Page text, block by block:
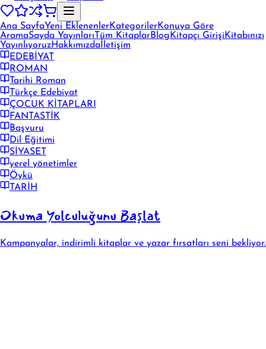
Ana SayfaYeni EklenenlerKategorilerKonuya Göre
AramaSayda Yayınları Tüm KitaplarBlog Kitapçı Girişi Kitabınızı
YayınlıyoruzHakkımızda İletişim
EDEBİYAT
ROMAN
Tarihi Roman
Türkçe Edebiyat
ÇOCUK KİTAPLARI
FANTASTİK
Başvuru
Dil Eğitimi
SİYASET
yerel yönetimler
Öykü
TARİH
Okuma Yolculuğunu Başlat
Kampanyalar, indirimli kitaplar ve yazar fırsatları seni bekliyor.